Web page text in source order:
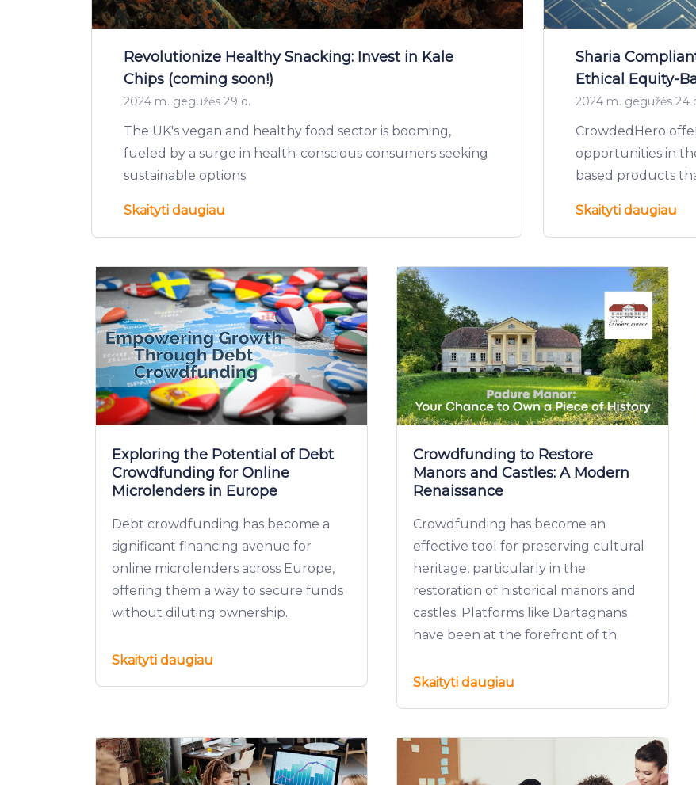
Revolutionize Healthy Snacking: Invest in Kale
Chips (coming soon!)
2024 m. gegužės 29 d.
The UK's vegan and healthy food sector is booming,
fueled by a surge in health-conscious consumers seeking
sustainable options.
Skaityti daugiau
Sharia
Ethical Equity-
2024 m. gegužės 24
CrowdedHero
opportunities in
based products
Skaityti daugiau
Exploring the Potential of Debt
Crowdfunding for Online
Microlenders in Europe
Debt crowdfunding has become a
significant financing avenue for
online microlenders across Europe,
offering them a way to secure funds
without diluting ownership.
Skaityti daugiau
Crowdfunding to Restore
Manors and Castles: A Modern
Renaissance
Crowdfunding has become an
effective tool for preserving cultural
heritage, particularly in the
restoration of historical manors and
castles. Platforms like Dartagnans
have been at the forefront of th
Skaityti daugiau